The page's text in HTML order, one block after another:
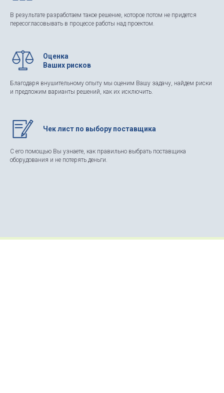
В результате разработаем такое решение, которое потом не придется
пересогласовывать в процессе работы над проектом.
Оценка
Ваших рисков
Благодаря внушительному опыту мы оценим Вашу задачу, найдем риски
и предложим варианты решений, как их исключить.
Чек лист по выбору поставщика
С его помощью Вы узнаете, как правильно выбрать поставщика
оборудования и не потерять деньги.